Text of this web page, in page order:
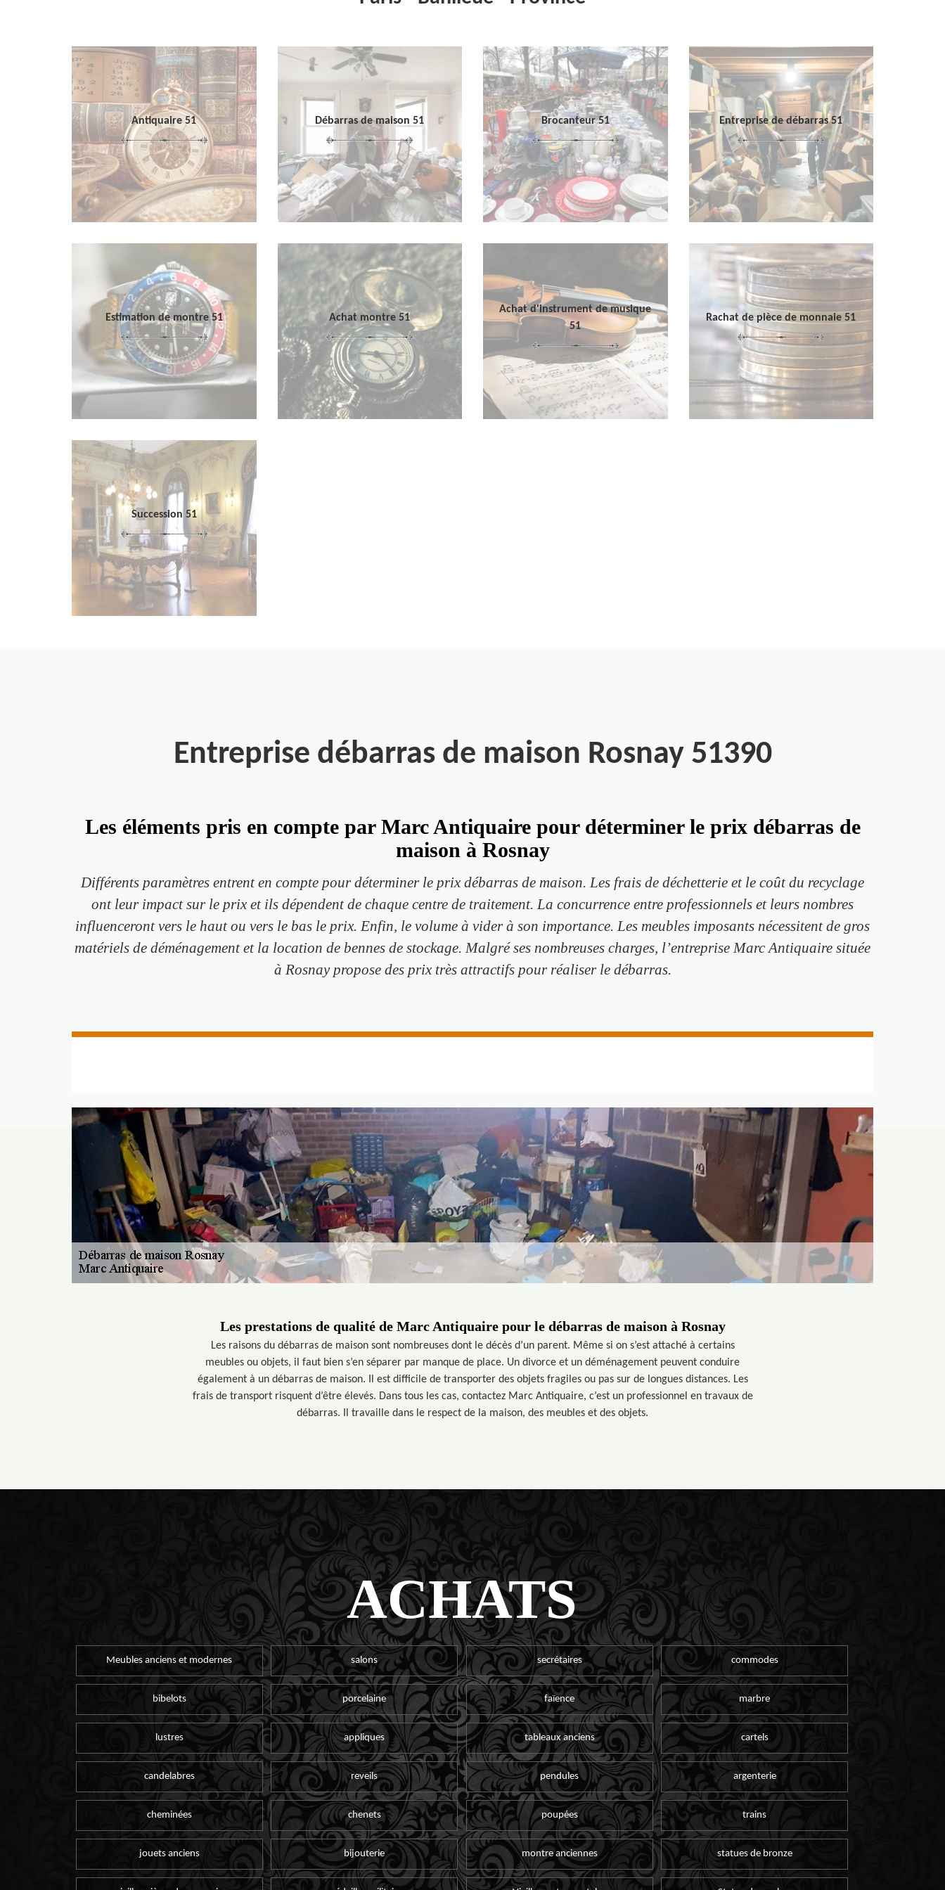
Antiquaire 51 Débarras de maison 51 Brocanteur 51 Entreprise de débarras 51
Estimation de montre 51 Achat montre 51
Achat d'instrument de musique
51
Rachat de pièce de monnaie 51
Succession 51
Entreprise débarras de maison Rosnay 51390
Les éléments pris en compte par Marc Antiquaire pour déterminer le prix débarras de
maison à Rosnay
Différents paramètres entrent en compte pour déterminer le prix débarras de maison. Les frais de déchetterie et le coût du recyclage
ont leur impact sur le prix et ils dépendent de chaque centre de traitement. La concurrence entre professionnels et leurs nombres
influenceront vers le haut ou vers le bas le prix. Enfin, le volume à vider à son importance. Les meubles imposants nécessitent de gros
matériels de déménagement et la location de bennes de stockage. Malgré ses nombreuses charges, l’entreprise Marc Antiquaire située
à Rosnay propose des prix très attractifs pour réaliser le débarras.
Les prestations de qualité de Marc Antiquaire pour le débarras de maison à Rosnay
Les raisons du débarras de maison sont nombreuses dont le décès d’un parent. Même si on s’est attaché à certains
meubles ou objets, il faut bien s’en séparer par manque de place. Un divorce et un déménagement peuvent conduire
également à un débarras de maison. Il est difficile de transporter des objets fragiles ou pas sur de longues distances. Les
frais de transport risquent d’être élevés. Dans tous les cas, contactez Marc Antiquaire, c’est un professionnel en travaux de
débarras. Il travaille dans le respect de la maison, des meubles et des objets.
ACHATS
Meubles anciens et modernes salons secrétaires commodes
bibelots porcelaine faïence marbre
lustres appliques tableaux anciens cartels
candelabres reveils pendules argenterie
cheminées chenets poupées trains
jouets anciens bijouterie montre anciennes statues de bronze